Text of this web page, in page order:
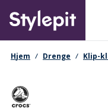
main
content
Primary
Hjem Drenge Klip-